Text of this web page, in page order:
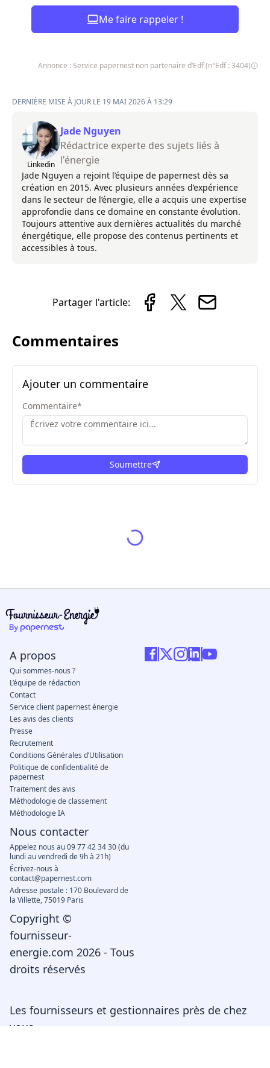
Me faire rappeler !
Annonce : Service papernest non partenaire d’Edf (n°Edf : 3404)
DERNIÈRE MISE À JOUR LE 19 MAI 2026 À 13:29
Linkedin
Jade Nguyen
Rédactrice experte des sujets liés à
l'énergie
Jade Nguyen a rejoint l’équipe de papernest dès sa
création en 2015. Avec plusieurs années d’expérience
dans le secteur de l’énergie, elle a acquis une expertise
approfondie dans ce domaine en constante évolution.
Toujours attentive aux dernières actualités du marché
énergétique, elle propose des contenus pertinents et
accessibles à tous.
Partager l'article:
Commentaires
Ajouter un commentaire
Commentaire*
Soumettre
Les fournisseurs et gestionnaires près de chez
vous
EDF Bordeaux
EDF Marseille
GRDF Toulouse
GRDF Marseille
GRDF Lyon
GRDF Nantes
Contact
Service client papernest énergie
Presse
Recrutement
Conditions Générales d’Utilisation
Politique de confidentialité de
papernest
Traitement des avis
Méthodologie de classement
Méthodologie IA
Nous contacter
Appelez nous au 09 77 42 34 30 (du
lundi au vendredi de 9h à 21h)
Écrivez-nous à
contact@papernest.com
Adresse postale : 170 Boulevard de
Copyright ©
fournisseur-
energie.com 2026 - Tous
droits réservés